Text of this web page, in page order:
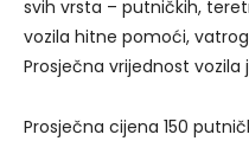
svih vrsta – putničkih,
vozila hitne pomoći,
Prosječna vrijednost vozila
Prosječna cijena 150